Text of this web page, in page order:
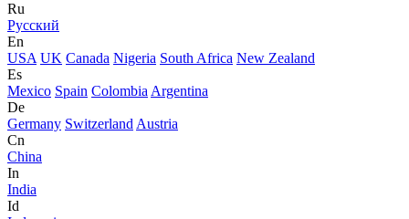
Ru
Русский
En
USA UK Canada Nigeria South Africa New Zealand
Es
Mexico Spain Colombia Argentina
De
Germany Switzerland Austria
Cn
China
In
India
Id